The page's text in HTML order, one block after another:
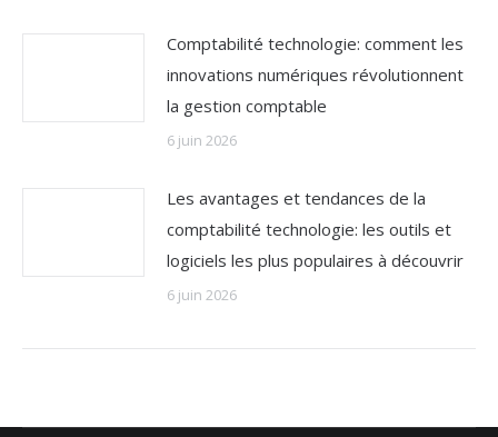
Comptabilité technologie: comment les
innovations numériques révolutionnent
la gestion comptable
6 juin 2026
Les avantages et tendances de la
comptabilité technologie: les outils et
logiciels les plus populaires à découvrir
6 juin 2026